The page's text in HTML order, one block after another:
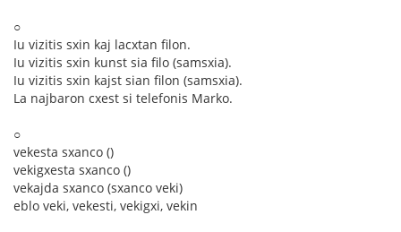
○
Iu vizitis sxin kaj lacxtan filon.
Iu vizitis sxin kunst sia filo (samsxia).
Iu vizitis sxin kajst sian filon (samsxia).
La najbaron cxest si telefonis Marko.
○
vekesta sxanco ()
vekigxesta sxanco ()
vekajda sxanco (sxanco veki)
eblo veki, vekesti, vekigxi, vekin